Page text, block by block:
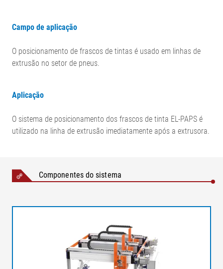
Campo de aplicação
O posicionamento de frascos de tintas é usado em linhas de
extrusão no setor de pneus.
Aplicação
O sistema de posicionamento dos frascos de tinta EL-PAPS é
utilizado na linha de extrusão imediatamente após a extrusora.
Componentes do sistema